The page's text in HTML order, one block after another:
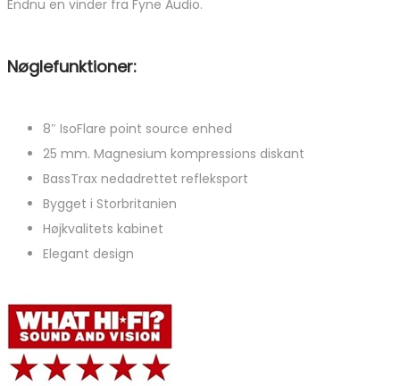
Endnu en vinder fra Fyne Audio.
Nøglefunktioner:
8″ IsoFlare point source enhed
25 mm. Magnesium kompressions diskant
BassTrax nedadrettet refleksport
Bygget i Storbritanien
Højkvalitets kabinet
Elegant design